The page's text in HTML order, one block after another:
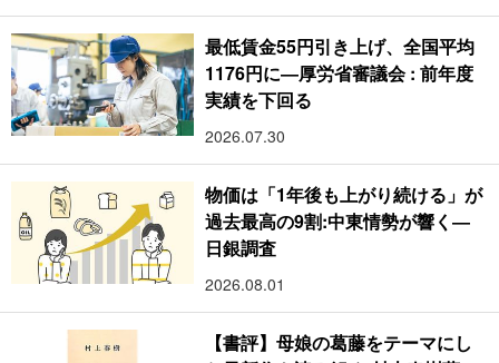
最低賃金55円引き上げ、全国平均
1176円に―厚労省審議会 : 前年度
実績を下回る
2026.07.30
物価は「1年後も上がり続ける」が
過去最高の9割:中東情勢が響く―
日銀調査
2026.08.01
【書評】母娘の葛藤をテーマにし